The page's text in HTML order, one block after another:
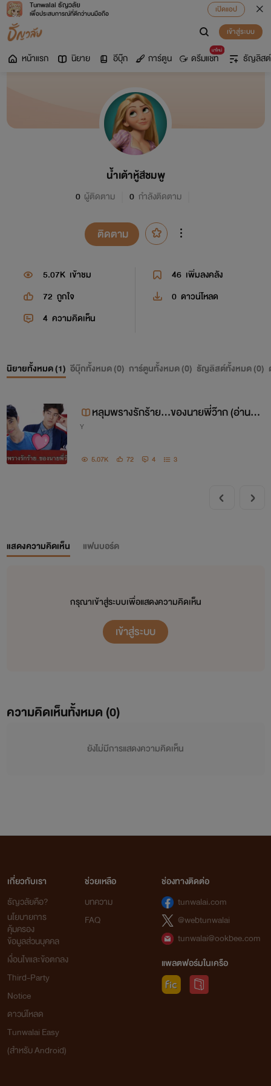
Tunwalai ธัญวลัย
เพื่อประสบการณ์ที่ดีกว่าบนมือถือ
เปิดแอป
เข้าสู่ระบบ
หน้าแรก นิยาย อีบุ๊ก การ์ตูน
มาใหม่
ดรีมแชท ธัญลิสต์
น้ำเต้าหู้สีชมพู
0 ผู้ติดตาม 0 กำลังติดตาม
ติดตาม
5.07K เข้าชม 46 เพิ่มลงคลัง
72 ถูกใจ 0 ดาวน์โหลด
4 ความคิดเห็น
นิยายทั้งหมด (1) อีบุ๊กทั้งหมด (0) การ์ตูนทั้งหมด (0) ธัญลิสต์ทั้งหมด (0)
หลุมพรางรักร้าย...ของนายพี่ว๊าก (อ่านฟ
Y
5.07K 72 4 3
แสดงความคิดเห็น แฟนบอร์ด
กรุณาเข้าสู่ระบบเพื่อแสดงความคิดเห็น
เข้าสู่ระบบ
ความคิดเห็นทั้งหมด (0)
ยังไม่มีการแสดงความคิดเห็น
เกี่ยวกับเรา
ธัญวลัยคือ?
นโยบายการ
คุ้มครอง
ข้อมูลส่วนบุคคล
เงื่อนไขและข้อตกลง
Third-Party
Notice
ดาวน์โหลด
Tunwalai Easy
(สำหรับ Android)
ช่วยเหลือ
บทความ
FAQ
ช่องทางติดต่อ
tunwalai.com
@webtunwalai
tunwalai@ookbee.com
แพลตฟอร์มในเครือ